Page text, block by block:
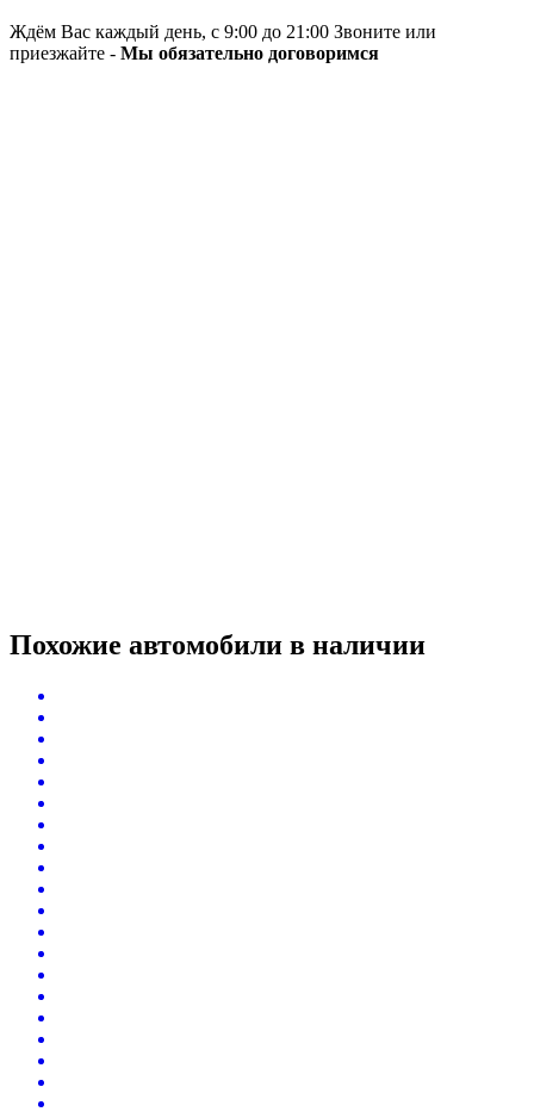
Ждём Вас каждый день, с 9:00 до 21:00 Звоните или
приезжайте - Мы обязательно договоримся
Похожие автомобили в наличии